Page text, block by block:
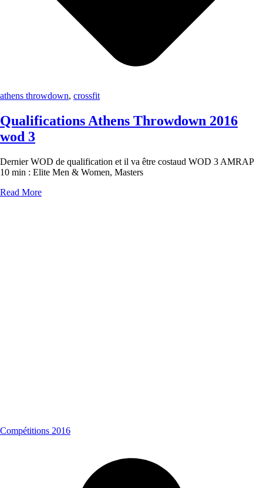
athens throwdown, crossfit
Qualifications Athens Throwdown 2016
wod 3
Dernier WOD de qualification et il va être costaud WOD 3 AMRAP
10 min : Elite Men & Women, Masters
Read More
Compétitions 2016